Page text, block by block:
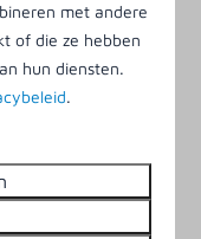
speelkasteel
dat het
en
met andere
of die ze hebben
hun diensten.
.